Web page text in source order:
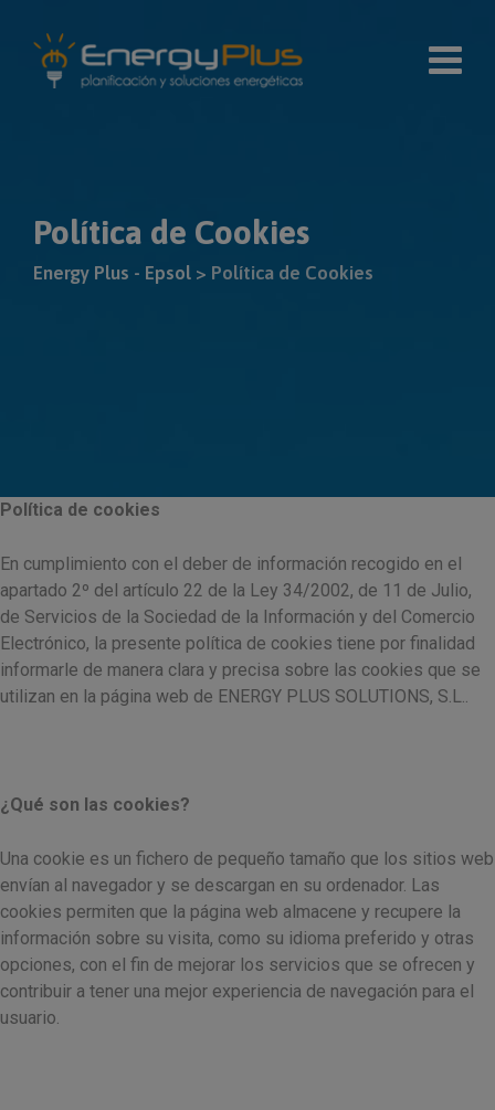
content
Política de Cookies
Energy Plus - Epsol > Política de Cookies
Política de cookies
En cumplimiento con el deber de información recogido en el
apartado 2º del artículo 22 de la Ley 34/2002, de 11 de Julio,
de Servicios de la Sociedad de la Información y del Comercio
Electrónico, la presente política de cookies tiene por finalidad
informarle de manera clara y precisa sobre las cookies que se
utilizan en la página web de ENERGY PLUS SOLUTIONS, S.L..
¿Qué son las cookies?
Una cookie es un fichero de pequeño tamaño que los sitios web
envían al navegador y se descargan en su ordenador. Las
cookies permiten que la página web almacene y recupere la
información sobre su visita, como su idioma preferido y otras
opciones, con el fin de mejorar los servicios que se ofrecen y
contribuir a tener una mejor experiencia de navegación para el
usuario.